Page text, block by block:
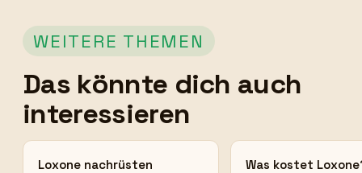
WEITERE THEMEN
Das könnte dich auch
interessieren
Loxone nachrüsten Was kostet